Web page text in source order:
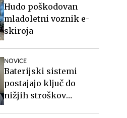
Hudo poškodovan
mladoletni voznik e-
skiroja
NOVICE
Baterijski sistemi
postajajo ključ do
nižjih stroškov